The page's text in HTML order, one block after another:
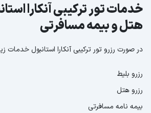
خدمات تور ترکیبی آنکارا
هتل و بیمه مسافرتی
در صورت رزرو تور ترکیبی آنکارا استانبول خدمات
رزرو بلیط
رزرو هتل
بیمه نامه مسافرتی